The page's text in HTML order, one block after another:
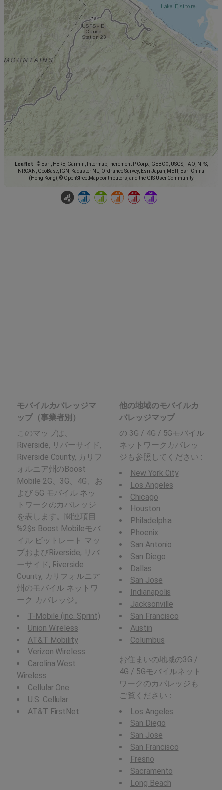
Leaflet
© Esri, HERE, Garmin, Intermap, increment P Corp., GEBCO, USGS, FAO, NPS,
NRCAN, GeoBase, IGN, Kadaster NL, Ordnance Survey, Esri Japan, METI, Esri China
(Hong Kong), © OpenStreetMap contributors, and the GIS User Community
モバイルカバレッジマ
ップ（事業者別）
このマップは、
Riverside, リバーサイド,
Riverside County, カリフ
ォルニア州のBoost
Mobile 2G、3G、4G、お
よび 5G モバイル ネッ
トワークのカバレッジ
を表します。関連項目:
%2$s Boost Mobileモバ
イル ビットレート マッ
プおよびRiverside, リバ
ーサイド, Riverside
County, カリフォルニア
州のモバイル ネットワ
ーク カバレッジ。
T-Mobile (inc. Sprint)
Union Wireless
AT&T Mobility
Verizon Wireless
Carolina West
Wireless
Cellular One
U.S. Cellular
AT&T FirstNet
他の地域のモバイルカ
バレッジマップ
の 3G / 4G / 5Gモバイル
ネットワークカバレッ
ジも参照してください :
New York City
Los Angeles
Chicago
Houston
Philadelphia
Phoenix
San Antonio
San Diego
Dallas
San Jose
Indianapolis
Jacksonville
San Francisco
Austin
Columbus
お住まいの地域の3G /
4G / 5Gモバイルネット
ワークのカバレッジも
ご覧ください：
Los Angeles
San Diego
San Jose
San Francisco
Fresno
Sacramento
Long Beach